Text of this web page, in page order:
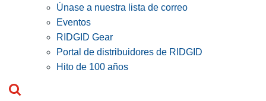
Únase a nuestra lista de correo
Eventos
RIDGID Gear
Portal de distribuidores de RIDGID
Hito de 100 años